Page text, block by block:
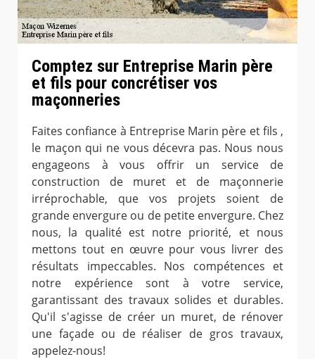
Comptez sur Entreprise Marin père
et fils pour concrétiser vos
maçonneries
Faites confiance à Entreprise Marin père et fils ,
le maçon qui ne vous décevra pas. Nous nous
engageons à vous offrir un service de
construction de muret et de maçonnerie
irréprochable, que vos projets soient de
grande envergure ou de petite envergure. Chez
nous, la qualité est notre priorité, et nous
mettons tout en œuvre pour vous livrer des
résultats impeccables. Nos compétences et
notre expérience sont à votre service,
garantissant des travaux solides et durables.
Qu'il s'agisse de créer un muret, de rénover
une façade ou de réaliser de gros travaux,
appelez-nous!